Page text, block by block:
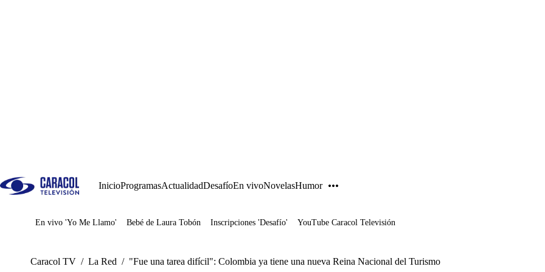
InicioProgramasActualidadDesafíoEn vivoNovelasHumor
Juegos
En vivo 'Yo Me Llamo' Bebé de Laura Tobón Inscripciones 'Desafío' YouTube Caracol Televisión
Caracol TV / La Red / "Fue una tarea difícil": Colombia ya tiene una nueva Reina Nacional del Turismo